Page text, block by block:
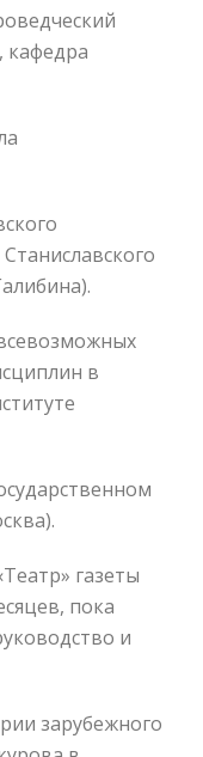
кафедра
в
газеты
пока
и
зарубежного